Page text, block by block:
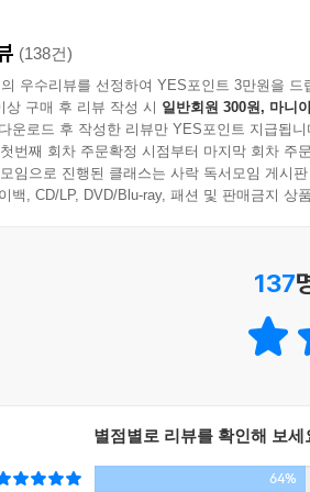
않다는 사실을 받아들여야 할 때도 있었
최선의 정책’이라는 말은 내가 가장 중
을 받습니다.’라는 문구가 걸린 상점이
을 공명정대하게 대한다는 의미가 들어
더 싸게 파는 상점들도 있잖아. 그러면
고 싶은 말은 무슨 일이든 너무 오랫동
저 나 자신을 불쌍히 여기지 않도록 결
도 당연하게 여기지 말게. 그게 내가 깨
인생은 살 만한 가치가 있지. 하루하루
적 보상이 아닌 내적 보상을 주는 직업을
인생의 현자’들은 가난하게 자랐음에
택하는 것이라고 했다. 직업에 대한 목
을 살 것처럼 몸을 아껴라
십 년을 황폐한 삶을 살다 죽는 이들을
자를 선택할 때는 신중 또 신중해져라
많은 사람들이 그런 실수를 저지르지.
생 전반에 걸친 모든 문제들에 대한 실
60대를 아우르며 모든 세대의 깊은 공감
스트(Washington-Post)
생에서 ‘할 수 있는 것 이상의 것’을
보여준다. 우리는 이를 통해 과거의 실
을 정리해 이 책에 모두 담았다. 반드시
리어가 말하는 5가지 검증된 지혜는 자
(138건)
우수리뷰를 선정하여 YES포인트 3만원을 드
상 구매 후 리뷰 작성 시 일반회원 300원, 마니
운로드 후 작성한 리뷰만 YES포인트 지급됩니
번째 회차 주문확정 시점부터 마지막 회차 주
임으로 진행된 클래스는 사락 독서모임 게시
백, CD/LP, DVD/Blu-ray, 패션 및 판매금지 상
137
별점별로 리뷰를 확인해 보세
64%